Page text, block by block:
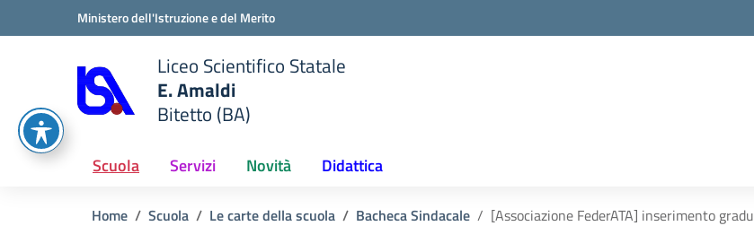
Vai ai contenuti
Vai al menu di navigazioneMinistero dell'Istruzione e del Merito
scuola
Liceo Scientifico Statale
E. Amaldi
Bitetto (BA)
Scuola Servizi Novità Didattica
Home Scuola Le carte della scuola Bacheca Sindacale [Associazione FederATA] inserimento